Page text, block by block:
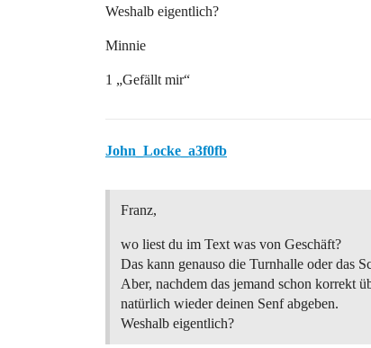
Weshalb eigentlich?
Minnie
1 „Gefällt mir“
John_Locke_a3f0fb
Franz,
wo liest du im Text was von Geschäft?
Das kann genauso die Turnhalle oder das
Aber, nachdem das jemand schon korrekt
natürlich wieder deinen Senf abgeben.
Weshalb eigentlich?